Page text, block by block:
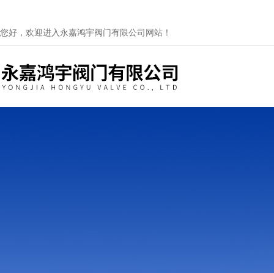
您好，欢迎进入永嘉鸿宇阀门有限公司网站！